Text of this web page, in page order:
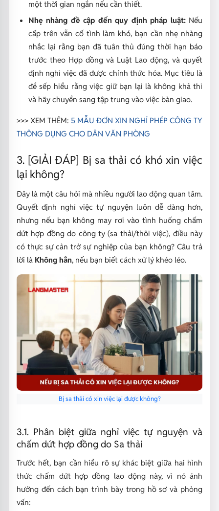
một thời gian ngắn nếu cần thiết.
Nhẹ nhàng đề cập đến quy định pháp luật:Nếu
cấp trên vẫn cố tình làm khó, bạn cần nhẹ nhàng
nhắc lại rằng bạn đã tuân thủ đúng thời hạn báo
trước theo Hợp đồng và Luật Lao động, và quyết
định nghỉ việc đã được chính thức hóa. Mục tiêu là
để sếp hiểu rằng việc giữ bạn lại là không khả thi
và hãy chuyển sang tập trung vào việc bàn giao.
>>> XEM THÊM: 5 MẪU ĐƠN XIN NGHỈ PHÉP CÔNG TY
THÔNG DỤNG CHO DÂN VĂN PHÒNG
3. [GIẢI ĐÁP] Bị sa thải có khó xin việc
lại không?
Đây là một câu hỏi mà nhiều người lao động quan tâm.
Quyết định nghỉ việc tự nguyện luôn dễ dàng hơn,
nhưng nếu bạn không may rơi vào tình huống chấm
dứt hợp đồng do công ty (sa thải/thôi việc), điều này
có thực sự cản trở sự nghiệp của bạn không? Câu trả
lời là Không hẳn, nếu bạn biết cách xử lý khéo léo.
Bị sa thải có xin việc lại được không?
3.1. Phân biệt giữa nghỉ việc tự nguyện và
chấm dứt hợp đồng do Sa thải
Trước hết, bạn cần hiểu rõ sự khác biệt giữa hai hình
thức chấm dứt hợp đồng lao động này, vì nó ảnh
hưởng đến cách bạn trình bày trong hồ sơ và phỏng
vấn: